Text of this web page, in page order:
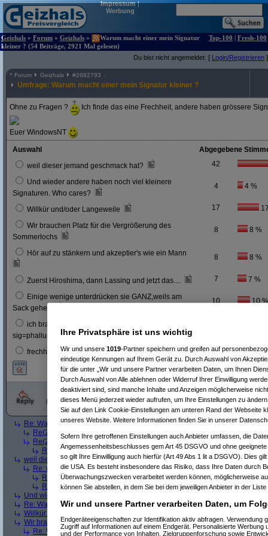
Impressum|
Werbung
Geizhals » Forum » Geizhals »
Warum macht einer mein Signatur
kleiner ? (54 Beiträge, 2921 Mal gelesen)
Top-100 | Fresh-100
Du bist nicht angemeldet. [ Login/Registrieren ]
^ Forum Geizhals #2682793
Umfrage: Warum macht einer mein Signatur kleiner ?
Ohne zu Fragen ? Ich finde das eine Frechheit, andere haben grössere
Euer WindowsNT
Auswahl
Abgegebene
weil dieser jemand geschmack hat?
42
Und wieder andere haben noch viel kleinere
Signaturen. Who cares?
4 4 %
Willkür und/oder Langeweile 17
Wir brauchen Platz für die Vergrößerung des
Sommerlochs
8 8 %
Hör auf zu stänkern und akzeptier's wie ein Mann 8 8 %
Zuerst Hiroshima, dann Lassing und jetzt das.... 7 7 %
Einige wenige unterdrücken sie GANZ,weils am
Sack gehen
10 10
ich brauch keine sig, weil ich hab ein ego ...
sig=phallusersatz
frechheit. 1 1 %
Re: Warum macht einer mein Signatur kleiner ? (Srv-02am 04.08.2005,
Re(2): Warum macht einer mein Signatur kleiner ? ( nico
am
Re(2): Warum macht einer mein Signatur kleiner ?
am
Re(3): Warum macht einer mein Signatur kleiner ?(Srv-02am
weil dieser jemand geschmack hat?(kaukusam 04.08.2005, 02:08:42)
Re: weil dieser jemand geschmack hat?(mIstAam 04.08.2005,
Re(2): weil dieser jemand geschmack hat?(kaukusam 04.08.2005,
Re(2): weil dieser jemand geschmack hat?(Psychopatham
Und wieder andere haben noch viel kleinere Signaturen. Who cares?
Re: Warum macht einer mein Signatur kleiner ?(Botter am 04.08.2005,
Willkür und/oder Langeweile
Wir brauchen Platz für die Vergrößerung des Sommerlochs(Flyam
Re: Wir brauchen Platz für die Vergrößerung des Sommerlochs(
Ihre Privatsphäre ist uns wichtig
Wir und unsere 1019-Partner speichern und greifen auf
eindeutige Kennungen auf Ihrem Gerät zu. Durch Auswahl von
für die unter „Wir und unsere Partner verarbeiten Daten, um Ihnen
Durch Auswahl von Alle ablehnen oder Widerruf Ihrer Einwilligung
deaktiviert sind, sind manche Inhalte und Anzeigen möglicherweise
dieses Menü jederzeit wieder aufrufen, um Ihre Einstellungen zu
Sie auf den Link Cookie-Einstellungen am unteren Rand der Webseite
unseres Website. Weitere Informationen finden Sie in unserer
Sofern Ihre getroffenen Einstellungen auch Anbieter umfassen, die
Angemessenheitsbeschlusses gem Art 45 DSGVO und ohne
so gilt Ihre Einwilligung auch hierfür (Art 49 Abs 1 lit a DSGVO). Dies
die USA. Es besteht insbesondere das Risiko, dass Ihre Daten durch
Überwachungszwecken verarbeitet werden können, möglicherweise
können Sie abstellen, in dem Sie bei dem jeweiligen Anbieter in der
Wir und unsere Partner verarbeiten Daten, um
Endgeräteeigenschaften zur Identifikation aktiv abfragen. Verwendung
Zugriff auf Informationen auf einem Endgerät. Personalisierte Werbung
und der Performance von Inhalten, Zielgruppenforschung sowie